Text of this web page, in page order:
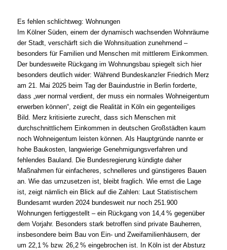
Es fehlen schlichtweg: Wohnungen
Im Kölner Süden, einem der dynamisch wachsenden Wohnräume
der Stadt, verschärft sich die Wohnsituation zunehmend –
besonders für Familien und Menschen mit mittlerem Einkommen.
Der bundesweite Rückgang im Wohnungsbau spiegelt sich hier
besonders deutlich wider: Während Bundeskanzler Friedrich Merz
am 21. Mai 2025 beim Tag der Bauindustrie in Berlin forderte,
dass „wer normal verdient, der muss ein normales Wohneigentum
erwerben können“, zeigt die Realität in Köln ein gegenteiliges
Bild. Merz kritisierte zurecht, dass sich Menschen mit
durchschnittlichem Einkommen in deutschen Großstädten kaum
noch Wohneigentum leisten können. Als Hauptgründe nannte er
hohe Baukosten, langwierige Genehmigungsverfahren und
fehlendes Bauland. Die Bundesregierung kündigte daher
Maßnahmen für einfacheres, schnelleres und günstigeres Bauen
an. Wie das umzusetzen ist, bleibt fraglich. Wie ernst die Lage
ist, zeigt nämlich ein Blick auf die Zahlen: Laut Statistischem
Bundesamt wurden 2024 bundesweit nur noch 251.900
Wohnungen fertiggestellt – ein Rückgang von 14,4 % gegenüber
dem Vorjahr. Besonders stark betroffen sind private Bauherren,
insbesondere beim Bau von Ein- und Zweifamilienhäusern, der
um 22,1 % bzw. 26,2 % eingebrochen ist. In Köln ist der Absturz